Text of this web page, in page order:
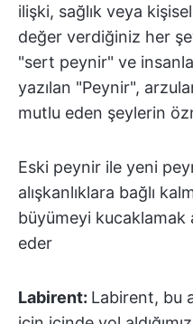
ilişki, sağlık veya
değer verdiğiniz her
"sert peynir" ve
yazılan "Peynir",
mutlu eden şeylerin
Eski peynir ile yeni
alışkanlıklara bağlı
büyümeyi kucaklamak
eder
Labirent: Labirent, bu